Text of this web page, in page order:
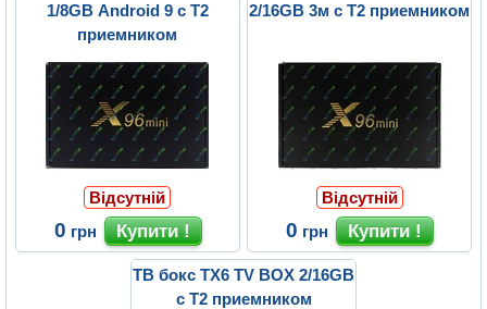
1/8GB Android 9 с Т2
приемником
Відсутній
0 грн
2/16GB 3м с Т2 приемником
Відсутній
0 грн
ТВ бокс TX6 TV BOX 2/16GB
с Т2 приемником